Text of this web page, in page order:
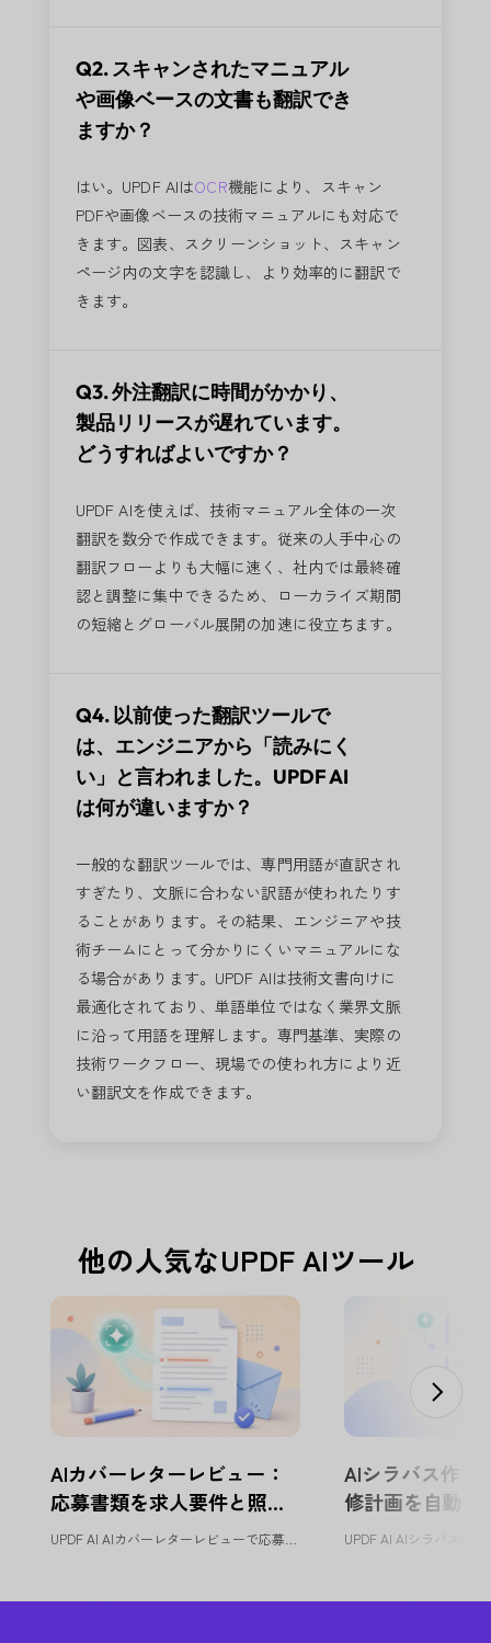
Q2. スキャンされたマニュアル
や画像ベースの文書も翻訳でき
ますか？
はい。UPDF AIはOCR機能により、スキャン
PDFや画像ベースの技術マニュアルにも対応で
きます。図表、スクリーンショット、スキャン
ページ内の文字を認識し、より効率的に翻訳で
きます。
Q3. 外注翻訳に時間がかかり、
製品リリースが遅れています。
どうすればよいですか？
UPDF AIを使えば、技術マニュアル全体の一次
翻訳を数分で作成できます。従来の人手中心の
翻訳フローよりも大幅に速く、社内では最終確
認と調整に集中できるため、ローカライズ期間
の短縮とグローバル展開の加速に役立ちます。
Q4. 以前使った翻訳ツールで
は、エンジニアから「読みにく
い」と言われました。UPDF AI
は何が違いますか？
一般的な翻訳ツールでは、専門用語が直訳され
すぎたり、文脈に合わない訳語が使われたりす
ることがあります。その結果、エンジニアや技
術チームにとって分かりにくいマニュアルにな
る場合があります。UPDF AIは技術文書向けに
最適化されており、単語単位ではなく業界文脈
に沿って用語を理解します。専門基準、実際の
技術ワークフロー、現場での使われ方により近
い翻訳文を作成できます。
他の人気なUPDF AIツール
AIカバーレターレビュー：
応募書類を求人要件と照合 |
UPDF AI
AIシラバス作成
修計画を自動設